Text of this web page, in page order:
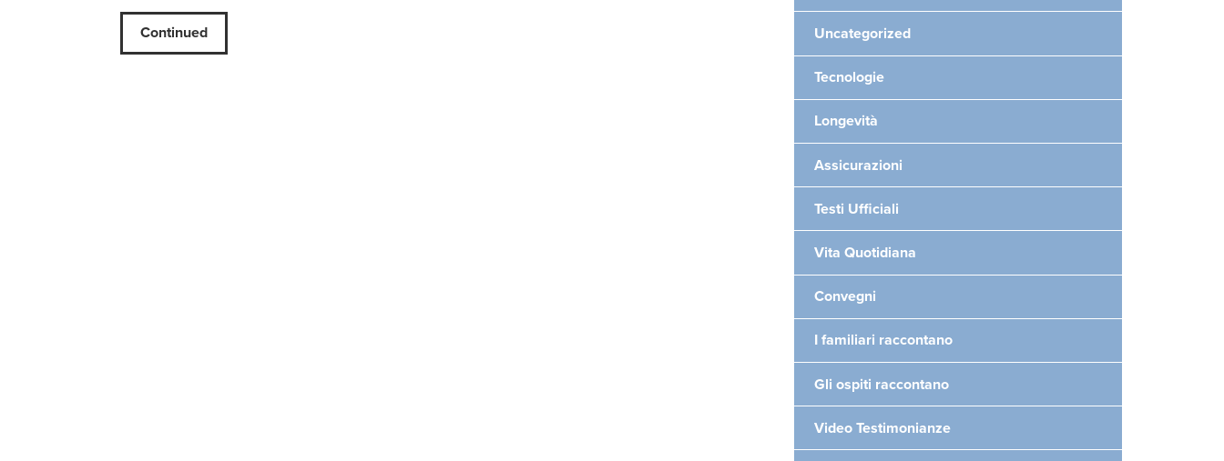
Continued Uncategorized
Tecnologie
Longevità
Assicurazioni
Testi Ufficiali
Vita Quotidiana
Convegni
I familiari raccontano
Gli ospiti raccontano
Video Testimonianze